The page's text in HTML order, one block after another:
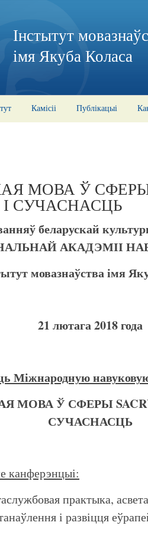
Інстытут
імя Якуба Коласа
Камісіі Публікацыі
МОВА Ў СФЕРЫ
СУЧАСНАСЦЬ
беларускай
АКАДЭМІІ
мовазнаўства імя
21 лютага 2018 года
Міжнародную
МОВА Ў СФЕРЫ
СУЧАСНАСЦЬ
канферэнцыі:
практыка, асвета
і развіцця